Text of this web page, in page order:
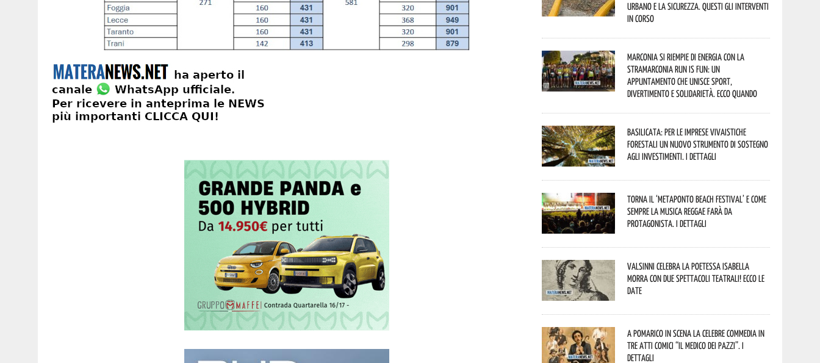
urbano e la sicurezza. Questi gli interventi
in corso
Marconia si riempie di energia con la
StraMarconia Run is Fun: un
appuntamento che unisce sport,
divertimento e solidarietà. Ecco quando
Basilicata: per le imprese vivaistiche
forestali un nuovo strumento di sostegno
agli investimenti. I dettagli
Torna il ‘Metaponto beach festival’ e come
sempre la musica reggae farà da
protagonista. I dettagli
Valsinni celebra la poetessa Isabella
Morra con due spettacoli teatrali! Ecco le
date
A Pomarico in scena la celebre commedia in
tre atti comici “Il medico dei pazzi”. I
dettagli